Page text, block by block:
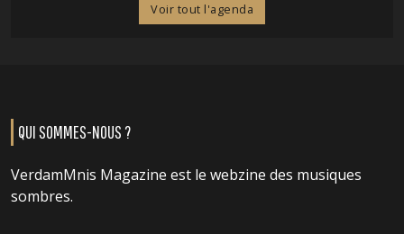
Voir tout l'agenda
QUI SOMMES-NOUS ?
VerdamMnis Magazine est le webzine des musiques
sombres.